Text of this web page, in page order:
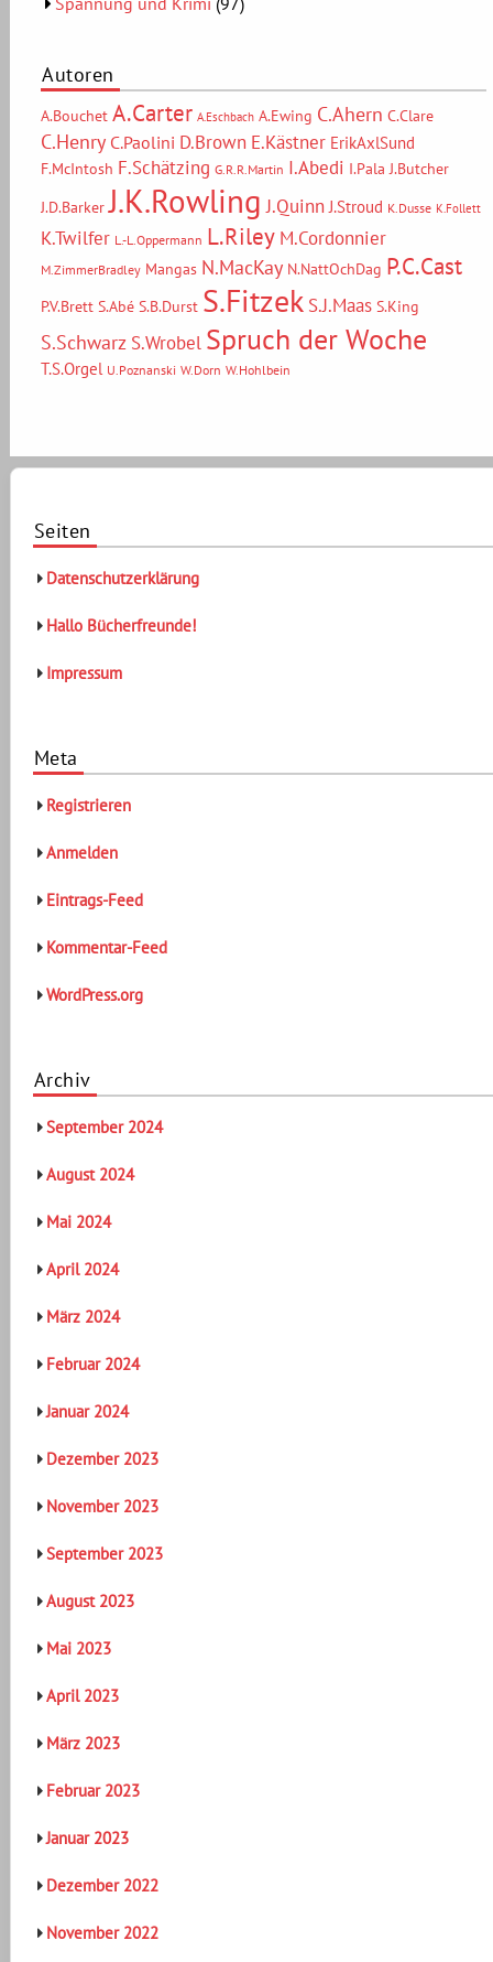
Autoren
A.Bouchet A.Carter A.Eschbach A.Ewing C.Ahern C.Clare
C.Henry C.Paolini D.Brown E.Kästner ErikAxlSund
F.McIntosh F.Schätzing G.R.R.Martin I.Abedi I.Pala J.Butcher
J.D.Barker J.K.Rowling J.Quinn J.Stroud K.Dusse K.Follett
K.Twilfer L.-L.Oppermann L.Riley M.Cordonnier
M.ZimmerBradley Mangas N.MacKay N.NattOchDag P.C.Cast
P.V.Brett S.Abé S.B.Durst S.Fitzek S.J.Maas S.King
S.Schwarz S.Wrobel Spruch der Woche
T.S.Orgel U.Poznanski W.Dorn W.Hohlbein
Seiten
Datenschutzerklärung
Hallo Bücherfreunde!
Impressum
Meta
Registrieren
Anmelden
Eintrags-Feed
Kommentar-Feed
WordPress.org
Archiv
September 2024
August 2024
Mai 2024
April 2024
März 2024
Februar 2024
Januar 2024
Dezember 2023
November 2023
September 2023
August 2023
Mai 2023
April 2023
März 2023
Februar 2023
Januar 2023
Dezember 2022
November 2022